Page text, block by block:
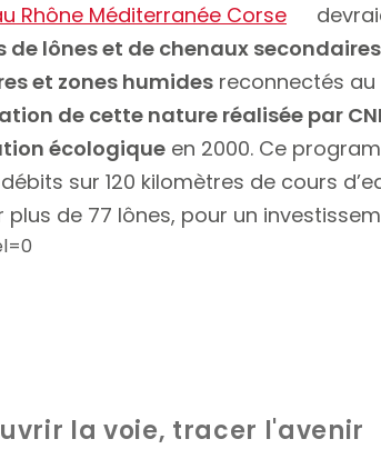
Rhône Méditerranée Corse
lônes et de chenaux secondaires
et zones humides reconnectés au
de cette nature réalisée par
écologique en 2000. Ce
sur 120 kilomètres de cours
de 77 lônes, pour un
la voie, tracer l'avenir